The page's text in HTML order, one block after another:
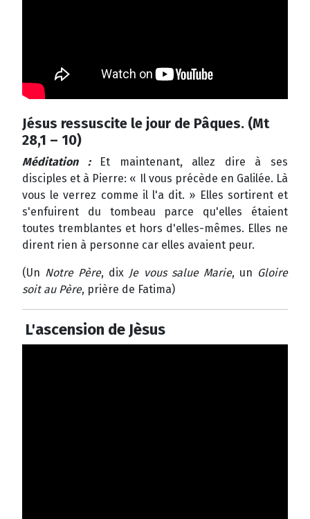
Jésus ressuscite le jour de Pâques. (Mt
28,1 – 10)
Méditation : Et maintenant, allez dire à ses
disciples et à Pierre: « Il vous précède en Galilée. Là
vous le verrez comme il l'a dit. » Elles sortirent et
s'enfuirent du tombeau parce qu'elles étaient
toutes tremblantes et hors d'elles-mêmes. Elles ne
dirent rien à personne car elles avaient peur.
(Un Notre Père, dix Je vous salue Marie, un Gloire
soit au Père, prière de Fatima)
L'ascension de Jèsus